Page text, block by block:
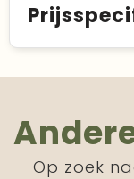
Op zoek